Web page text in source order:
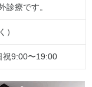
診療です。
）
祝9:00〜19:00